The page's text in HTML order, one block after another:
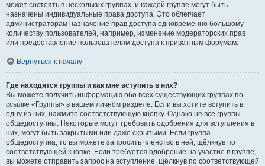
может состоять в нескольких группах, и каждой группе могут быть
назначены индивидуальные права доступа. Это облегчает
администраторам назначение прав доступа одновременно большому
количеству пользователей, например, изменение модераторских прав
или предоставление пользователям доступа к приватным форумам.
Вернуться к началу
Где находятся группы и как мне вступить в них?
Вы можете получить информацию обо всех существующих группах по
ссылке «Группы» в вашем личном разделе. Если вы хотите вступить в
одну из них, нажмите соответствующую кнопку. Однако не все группы
общедоступны. Некоторые могут требовать одобрения для вступления в
них, могут быть закрытыми или даже скрытыми. Если группа
общедоступна, то вы можете запросить членство в ней, щёлкнув по
соответствующей кнопке. Если требуется одобрение на участие в группе,
вы можете отправить запрос на вступление, щёлкнув по соответствующей